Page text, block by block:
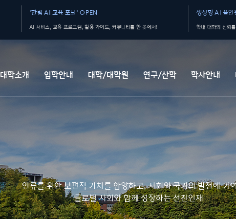
'한림 AI 교육 포털' OPEN
AI 서비스, 교육 프로그램, 활용 가이드, 커뮤니티를 한 곳에서!
생성형 AI 올
학내 대화의 신뢰
대학소개 입학안내 대학/대학원 연구/산학 학사안내
인류를 위한 보편적 가치를 함양하고, 사회와 국가의 발전에 기
글로벌 사회와 함께 성장하는 선진인재